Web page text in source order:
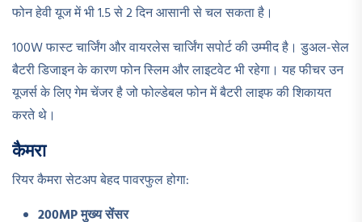
फोन हेवी यूज में भी 1.5 से 2 दिन आसानी से चल सकता है।
100W फास्ट चार्जिंग और वायरलेस चार्जिंग सपोर्ट की उम्मीद है। डुअल-सेल
बैटरी डिजाइन के कारण फोन स्लिम और लाइटवेट भी रहेगा। यह फीचर उन
यूजर्स के लिए गेम चेंजर है जो फोल्डेबल फोन में बैटरी लाइफ की शिकायत
करते थे।
कैमरा
रियर कैमरा सेटअप बेहद पावरफुल होगा:
200MP मुख्य सेंसर